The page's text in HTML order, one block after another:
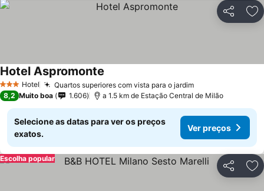
Partilhar
3 EstrelasHotel Quartos superiores com vista para o jardim
Hotel Aspromonte
8,2 Muito boa 1.606 a 1.5 km de Estação Central de Milão
Selecione as datas para ver os preços
exatos.
Ver preços
Partilhar
Escolha popular